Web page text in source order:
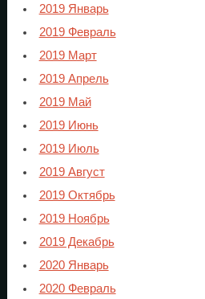
2019 Январь
2019 Февраль
2019 Март
2019 Апрель
2019 Май
2019 Июнь
2019 Июль
2019 Август
2019 Октябрь
2019 Ноябрь
2019 Декабрь
2020 Январь
2020 Февраль